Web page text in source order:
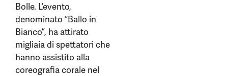
Bolle. L’evento,
denominato “Ballo in
Bianco”, ha attirato
migliaia di spettatori che
hanno assistito alla
coreografia corale nel